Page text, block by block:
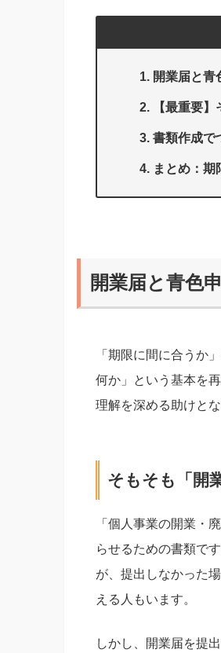
開業届と青
【最重要
書類作成で
まとめ：期
開業届と青色
「期限に間に合うか
何か」という基本を
理解を深める助けとな
そもそも「開
「個人事業の開業・
らせるための書類で
が、提出しなかった
える人もいます。
しかし、開業届を提